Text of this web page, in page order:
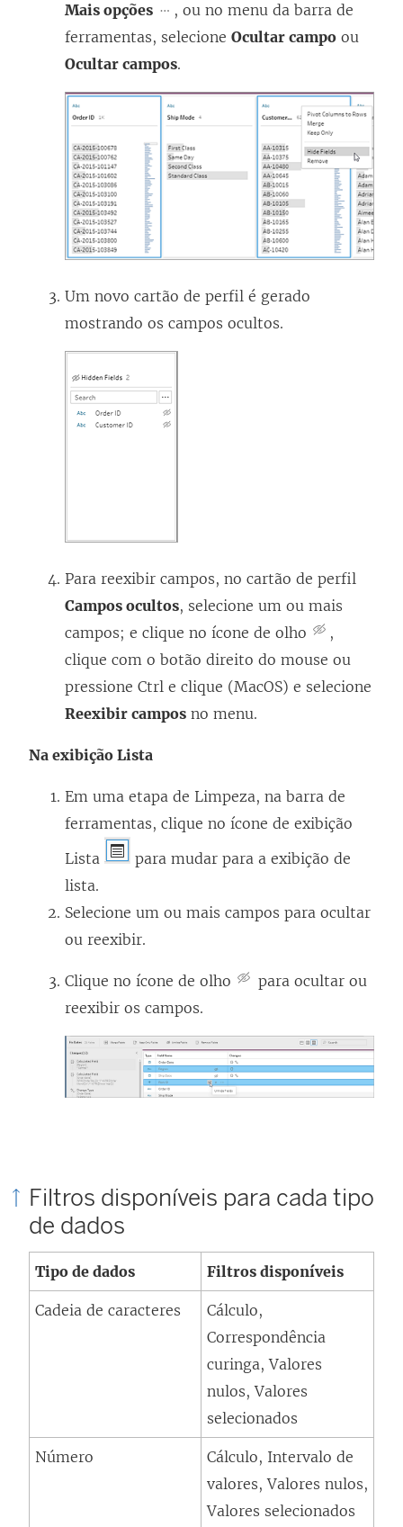
Mais opções
, ou no menu da barra de
ferramentas, selecione Ocultar campo ou
Ocultar campos.
Um novo cartão de perfil é gerado
mostrando os campos ocultos.
Para reexibir campos, no cartão de perfil
Campos ocultos, selecione um ou mais
campos; e clique no ícone de olho
,
clique com o botão direito do mouse ou
pressione Ctrl e clique (MacOS) e selecione
Reexibir campos no menu.
Na exibição Lista
Em uma etapa de Limpeza, na barra de
ferramentas, clique no ícone de exibição
Lista
para mudar para a exibição de
lista.
Selecione um ou mais campos para ocultar
ou reexibir.
Clique no ícone de olho
para ocultar ou
reexibir os campos.
Filtros disponíveis para cada tipo
de dados
Tipo de dados Filtros disponíveis
Cadeia de caracteres
Cálculo,
Correspondência
curinga, Valores
nulos, Valores
selecionados
Número
Cálculo, Intervalo de
valores, Valores nulos,
Valores selecionados